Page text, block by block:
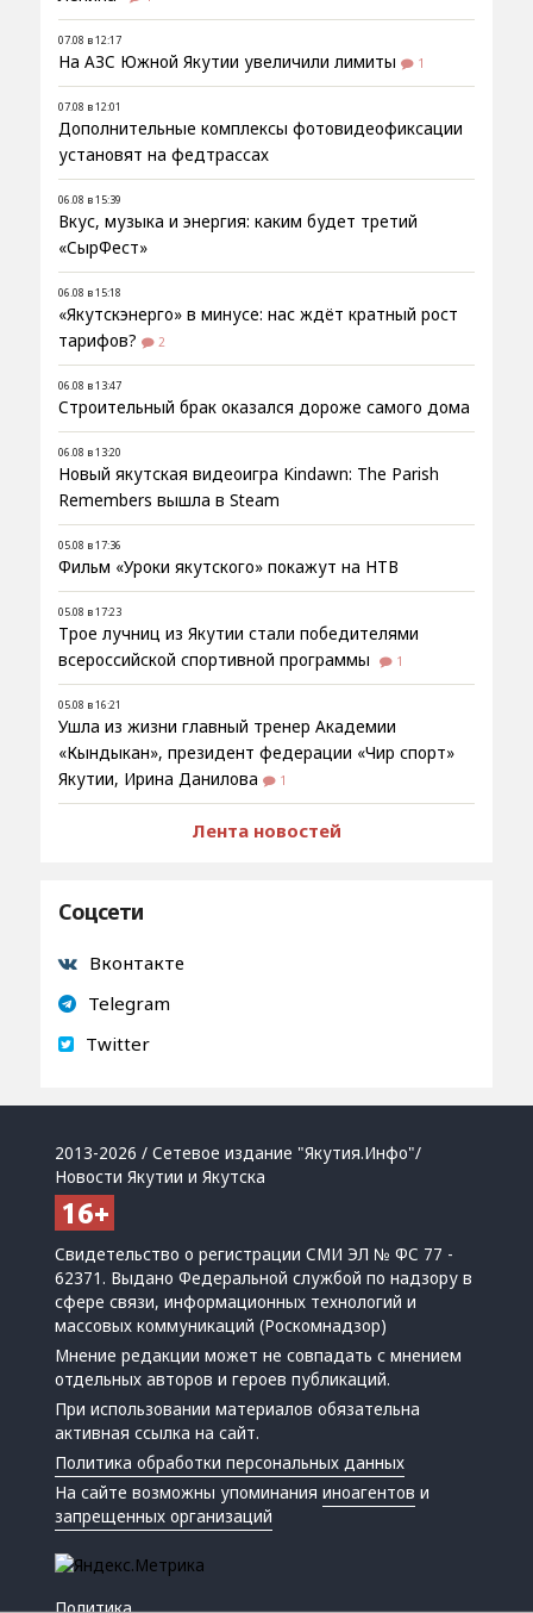
07.08 в 12:17
На АЗС Южной Якутии увеличили лимиты 1
07.08 в 12:01
Дополнительные комплексы фотовидеофиксации
установят на федтрассах
06.08 в 15:39
Вкус, музыка и энергия: каким будет третий
«СырФест»
06.08 в 15:18
«Якутскэнерго» в минусе: нас ждёт кратный рост
тарифов?
2
06.08 в 13:47
Строительный брак оказался дороже самого дома
06.08 в 13:20
Новый якутская видеоигра Kindawn: The Parish
Remembers вышла в Steam
05.08 в 17:36
Фильм «Уроки якутского» покажут на НТВ
05.08 в 17:23
Трое лучниц из Якутии стали победителями
всероссийской спортивной программы
1
05.08 в 16:21
Ушла из жизни главный тренер Академии
«Кындыкан», президент федерации «Чир спорт»
Якутии, Ирина Данилова
1
Лента новостей
Соцсети
Вконтакте
Telegram
Twitter
2013-2026 / Сетевое издание "Якутия.Инфо"/
Новости Якутии и Якутска
Свидетельство о регистрации СМИ ЭЛ № ФС 77 -
62371. Выдано Федеральной службой по надзору в
сфере связи, информационных технологий и
массовых коммуникаций (Роскомнадзор)
Мнение редакции может не совпадать с мнением
отдельных авторов и героев публикаций.
При использовании материалов обязательна
активная ссылка на сайт.
Политика обработки персональных данных
На сайте возможны упоминанияиноагентов и
запрещенных организаций
Политика